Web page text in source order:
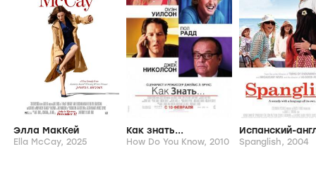
Элла МакКей
Ella McCay, 2025
Как знать...
How Do You Know, 2010 Spanglish, 2004